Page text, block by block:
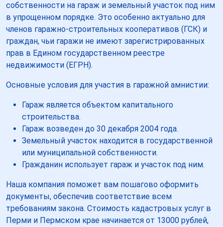
собственности на гараж и земельный участок под ним
в упрощенном порядке. Это особенно актуально для
членов гаражно-строительных кооперативов (ГСК) и
граждан, чьи гаражи не имеют зарегистрированных
прав в Едином государственном реестре
недвижимости (ЕГРН).
Основные условия для участия в гаражной амнистии:
Гараж является объектом капитального
строительства.
Гараж возведен до 30 декабря 2004 года.
Земельный участок находится в государственной
или муниципальной собственности.
Гражданин использует гараж и участок под ним.
Наша компания поможет вам пошагово оформить
документы, обеспечив соответствие всем
требованиям закона. Стоимость кадастровых услуг в
Перми и Пермском крае начинается от 13000 рублей,